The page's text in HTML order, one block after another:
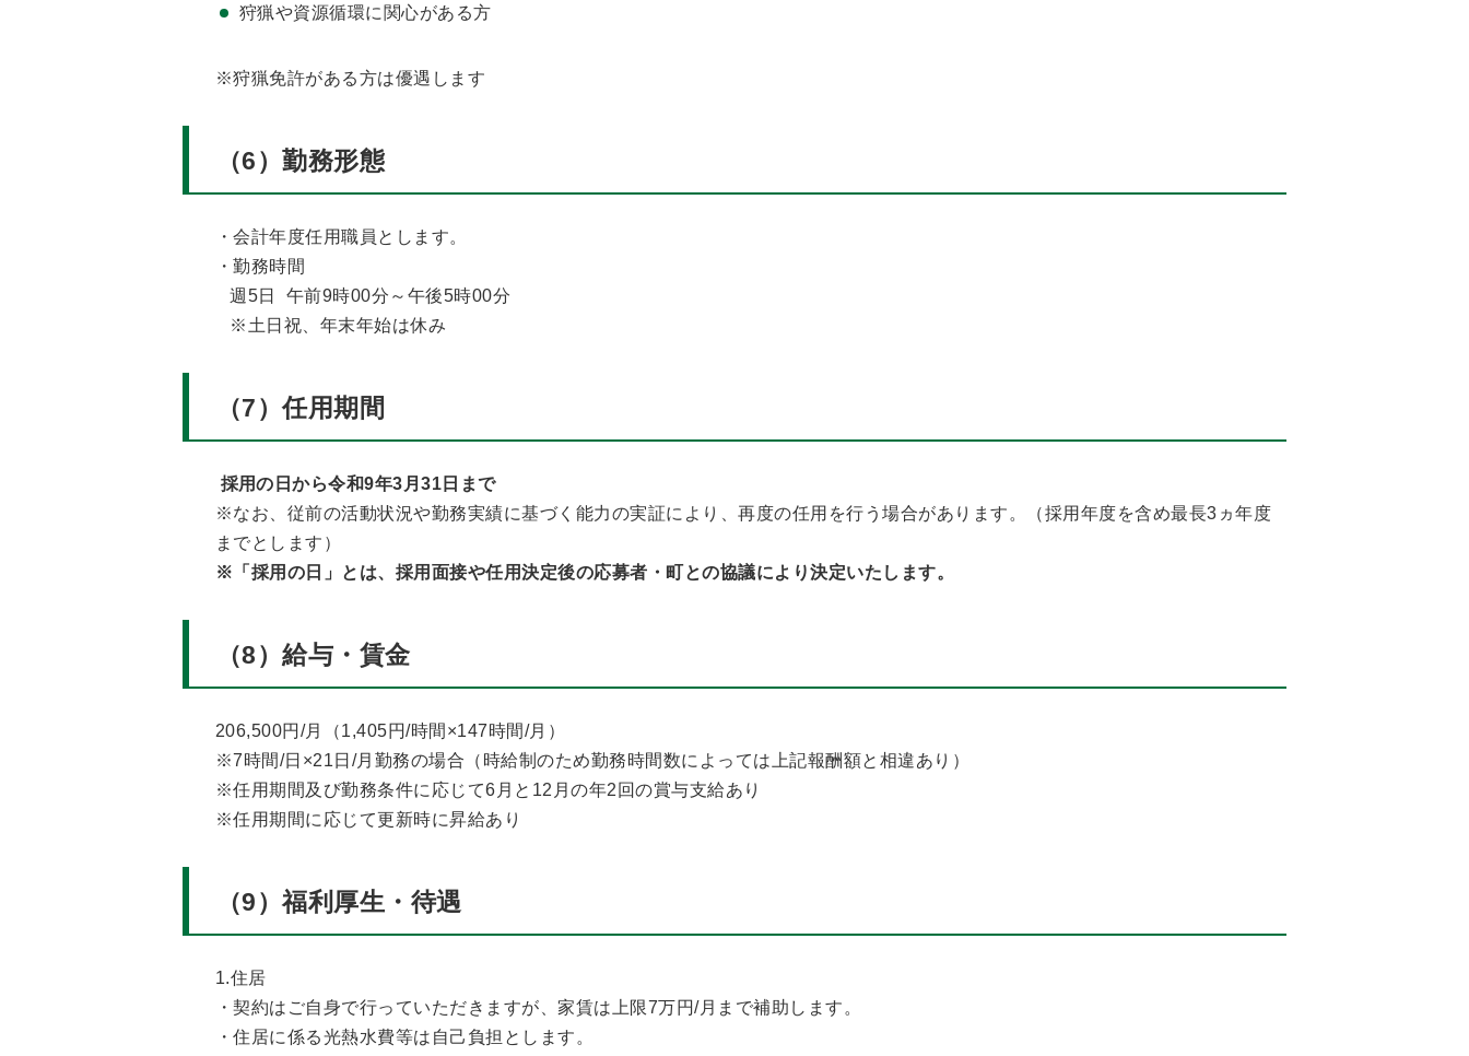
狩猟や資源循環に関心がある方
※狩猟免許がある方は優遇します
（6）勤務形態
・会計年度任用職員とします。
・勤務時間
週5日 午前9時00分～午後5時00分
※土日祝、年末年始は休み
（7）任用期間
採用の日から令和9年3月31日まで
※なお、従前の活動状況や勤務実績に基づく能力の実証により、再度の任用を行う場合があります。（採用年度を含め最長3ヵ年度
までとします）
※「採用の日」とは、採用面接や任用決定後の応募者・町との協議により決定いたします。
（8）給与・賃金
206,500円/月（1,405円/時間×147時間/月）
※7時間/日×21日/月勤務の場合（時給制のため勤務時間数によっては上記報酬額と相違あり）
※任用期間及び勤務条件に応じて6月と12月の年2回の賞与支給あり
※任用期間に応じて更新時に昇給あり
（9）福利厚生・待遇
1.住居
・契約はご自身で行っていただきますが、家賃は上限7万円/月まで補助します。
・住居に係る光熱水費等は自己負担とします。